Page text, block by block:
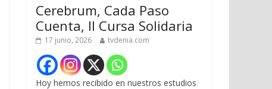
Cerebrum, Cada Paso
Cuenta, II Cursa Solidaria
17 junio, 2026 tvdenia.com
Hoy hemos recibido en nuestros estudios